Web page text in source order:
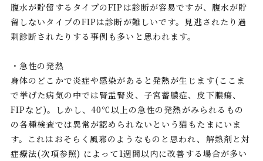
腹水が貯留するタイプのFIPは診断が容易ですが、腹水が貯
留しないタイプのFIPは診断が難しいです。見逃されたり過
剰診断されたりする事例も多いと思われます。
・急性の発熱
身体のどこかで炎症や感染があると発熱が生じます(ここま
で挙げた病気の中では腎盂腎炎、子宮蓄膿症、皮下膿瘍、
FIPなど)。しかし、40℃以上の急性の発熱がみられるもの
の各種検査では異常が認められないという猫もたまにいま
す。これはおそらく風邪のようなものと思われ、解熱剤と対
症療法(次項参照) によって1週間以内に改善する場合が多い